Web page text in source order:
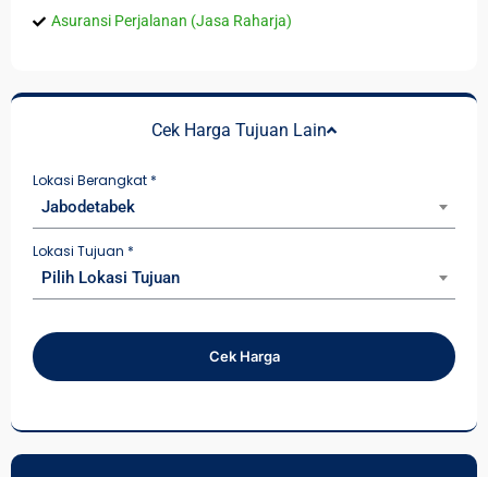
Asuransi Perjalanan (Jasa Raharja)
Cek Harga Tujuan Lain
Lokasi Berangkat *
Jabodetabek
Lokasi Tujuan *
Pilih Lokasi Tujuan
Cek Harga